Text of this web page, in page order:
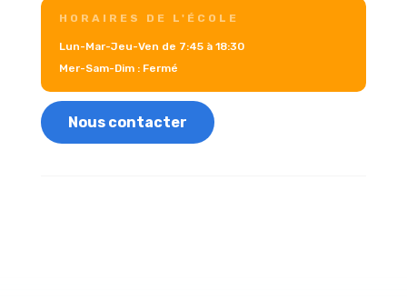
HORAIRES DE L'ÉCOLE
Lun-Mar-Jeu-Ven de 7:45 à 18:30
Mer-Sam-Dim : Fermé
Nous contacter